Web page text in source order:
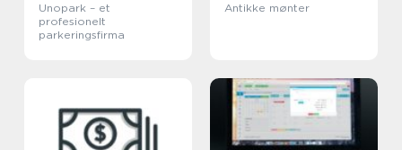
Unopark – et
profesionelt
parkeringsfirma
Antikke mønter